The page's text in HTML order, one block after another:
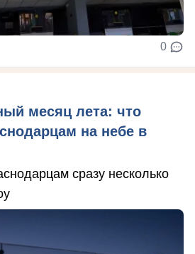
0
месяц лета: что
на небе в
сразу несколько